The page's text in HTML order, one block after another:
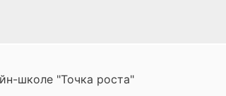
школе "Точка роста"